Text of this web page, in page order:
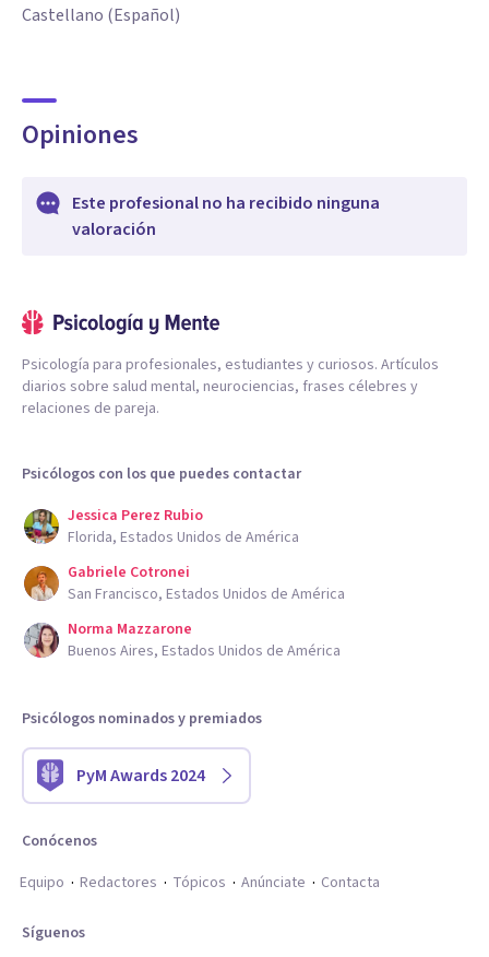
Castellano (Español)
Opiniones
Este profesional no ha recibido ninguna
valoración
Psicología para profesionales, estudiantes y curiosos. Artículos
diarios sobre salud mental, neurociencias, frases célebres y
relaciones de pareja.
Psicólogos con los que puedes contactar
Jessica Perez Rubio
Florida, Estados Unidos de América
Gabriele Cotronei
San Francisco, Estados Unidos de América
Norma Mazzarone
Buenos Aires, Estados Unidos de América
Psicólogos nominados y premiados
PyM Awards 2024
Conócenos
Equipo
Redactores Tópicos Anúnciate Contacta
Síguenos